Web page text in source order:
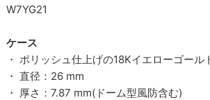
W7YG21
ケース
・ ポリッシュ仕上げの18Kイエローゴール
・ 直径：26 mm
・ 厚さ：7.87 mm(ドーム型風防含む)